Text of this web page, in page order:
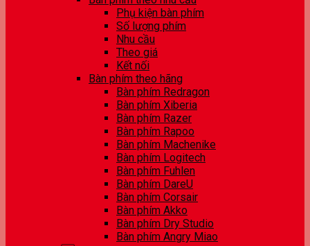
Phụ kiện bàn phím
Số lượng phím
Nhu cầu
Theo giá
Kết nối
Bàn phím theo hãng
Bàn phím Redragon
Bàn phím Xiberia
Bàn phím Razer
Bàn phím Rapoo
Bàn phím Machenike
Bàn phím Logitech
Bàn phím Fuhlen
Bàn phím DareU
Bàn phím Corsair
Bàn phím Akko
Bàn phím Dry Studio
Bàn phím Angry Miao